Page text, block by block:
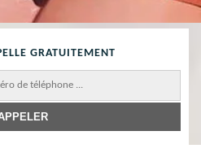
GRATUITEMENT